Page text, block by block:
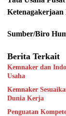
Sumber/Biro
Berita Terkait
Kemnaker dan
Usaha
Kemnaker
Dunia Kerja
Penguatan